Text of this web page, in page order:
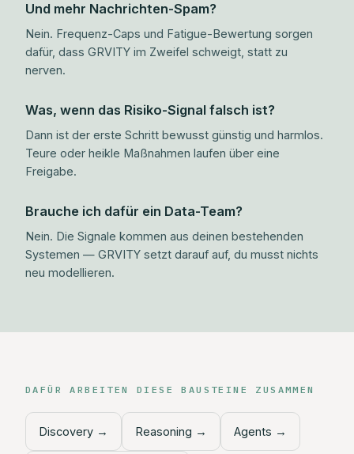
Und mehr Nachrichten-Spam?
Nein. Frequenz-Caps und Fatigue-Bewertung sorgen
dafür, dass GRVITY im Zweifel schweigt, statt zu
nerven.
Was, wenn das Risiko-Signal falsch ist?
Dann ist der erste Schritt bewusst günstig und harmlos.
Teure oder heikle Maßnahmen laufen über eine
Freigabe.
Brauche ich dafür ein Data-Team?
Nein. Die Signale kommen aus deinen bestehenden
Systemen — GRVITY setzt darauf auf, du musst nichts
neu modellieren.
DAFÜR ARBEITEN DIESE BAUSTEINE ZUSAMMEN
Discovery → Reasoning → Agents →